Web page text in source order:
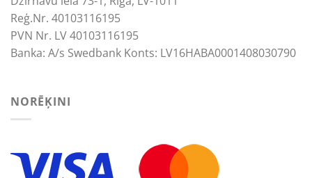
Reģ.Nr. 40103116195
PVN Nr. LV 40103116195
Banka: A/s Swedbank Konts: LV16HABA0001408030790
NORĒĶINI